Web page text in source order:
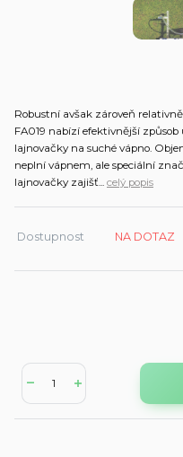
Robustní avšak zároveň
FA019 nabízí efektivnější
lajnovačky na suché vápno.
neplní vápnem, ale speciální
lajnovačky zajišť... celý popis
Dostupnost NA DOTAZ